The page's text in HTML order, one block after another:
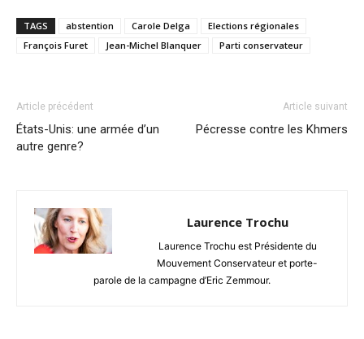
TAGS abstention Carole Delga
Elections régionales
François Furet
Jean-Michel Blanquer Parti conservateur
Article précédent
États-Unis: une armée d’un
autre genre?
Article suivant
Pécresse contre les Khmers
Laurence Trochu
Laurence Trochu est Présidente du
Mouvement Conservateur et porte-
parole de la campagne d’Eric Zemmour.